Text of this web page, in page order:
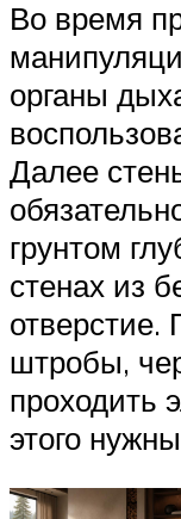
Во время
органы
Далее
грунтом
стенах из
отверстие.
штробы,
проходить
этого